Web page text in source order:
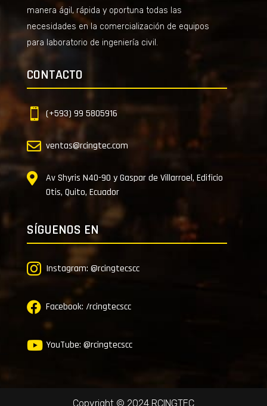
manera ágil, rápida y oportuna todas las
necesidades en la comercialización de equipos
para laboratorio de ingeniería civil.
CONTACTO
 (+593) 99 5805916
 ventas@rcingtec.com

Av Shyris N40-90 y Gaspar de Villarroel, Edificio
Otis, Quito, Ecuador
SÍGUENOS EN
 Instagram: @rcingtecscc
 Facebook: /rcingtecscc
 YouTube: @rcingtecscc
Copyright © 2024 RCINGTEC